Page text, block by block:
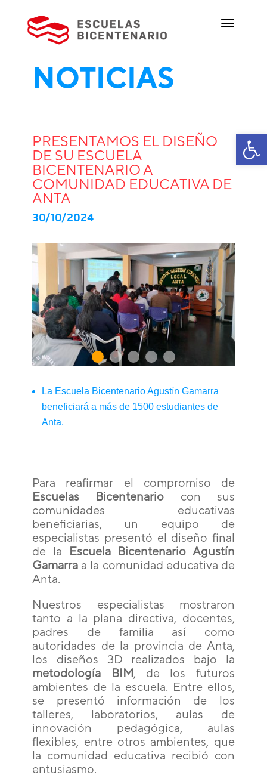
NOTICIAS
PRESENTAMOS EL DISEÑO
DE SU ESCUELA
BICENTENARIO A
COMUNIDAD EDUCATIVA DE
ANTA
30/10/2024
La Escuela Bicentenario Agustín Gamarra
beneficiará a más de 1500 estudiantes de
Anta.
Para reafirmar el compromiso de
Escuelas Bicentenario con sus
comunidades educativas
beneficiarias, un equipo de
especialistas presentó el diseño final
de la
Escuela Bicentenario Agustín
Gamarra a la comunidad educativa de
Anta.
Nuestros especialistas mostraron
tanto a la plana directiva, docentes,
padres de familia así como
autoridades de la provincia de Anta,
los diseños 3D realizados bajo la
metodología BIM, de los futuros
ambientes de la escuela. Entre ellos,
se presentó información de los
talleres, laboratorios, aulas de
innovación pedagógica, aulas
flexibles, entre otros ambientes, que
la comunidad educativa recibió con
entusiasmo.